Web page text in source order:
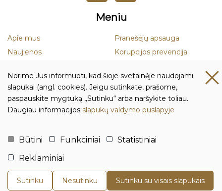
Meniu
Apie mus
Naujienos
Leidiniai
Duomenų apsauga
Pranešėjų apsauga
Korupcijos prevencija
prevencija
Kontaktai ir rekvizitai
Biudžetinė įstaiga Lietuvos istorijos institutas
Adresas: Tilto g. 17, 01101 Vilnius, Lietuva
Tel.:+370 5 261 4436
El. p.:
istorija@istorija.lt
Norime Jus informuoti, kad šioje svetainėje naudojami
slapukai (angl. cookies). Jeigu sutinkate, prašome,
paspauskite mygtuką „Sutinku“ arba naršykite toliau.
Daugiau informacijos slapukų valdymo puslapyje
Būtini Funkciniai
Statistiniai
Reklaminiai
Sutinku Nesutinku Sutinku su visais slapukais